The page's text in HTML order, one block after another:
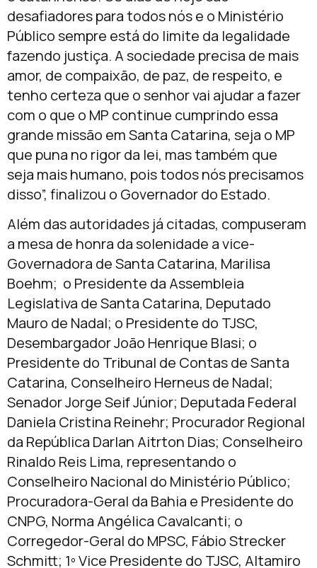
desafiadores para todos nós e o Ministério
Público sempre está do limite da legalidade
fazendo justiça. A sociedade precisa de mais
amor, de compaixão, de paz, de respeito, e
tenho certeza que o senhor vai ajudar a fazer
com o que o MP continue cumprindo essa
grande missão em Santa Catarina, seja o MP
que puna no rigor da lei, mas também que
seja mais humano, pois todos nós precisamos
disso”, finalizou o Governador do Estado.
Além das autoridades já citadas, compuseram
a mesa de honra da solenidade a vice-
Governadora de Santa Catarina, Marilisa
Boehm; o Presidente da Assembleia
Legislativa de Santa Catarina, Deputado
Mauro de Nadal; o Presidente do TJSC,
Desembargador João Henrique Blasi; o
Presidente do Tribunal de Contas de Santa
Catarina, Conselheiro Herneus de Nadal;
Senador Jorge Seif Júnior; Deputada Federal
Daniela Cristina Reinehr; Procurador Regional
da República Darlan Aitrton Dias; Conselheiro
Rinaldo Reis Lima, representando o
Conselheiro Nacional do Ministério Público;
Procuradora-Geral da Bahia e Presidente do
CNPG, Norma Angélica Cavalcanti; o
Corregedor-Geral do MPSC, Fábio Strecker
Schmitt; 1º Vice Presidente do TJSC, Altamiro